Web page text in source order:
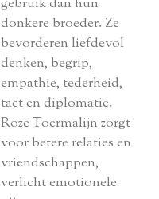
donkere broeder. Ze
bevorderen liefdevol
denken, begrip,
empathie, tederheid,
tact en diplomatie.
Roze Toermalijn zorgt
voor betere relaties en
vriendschappen,
verlicht emotionele